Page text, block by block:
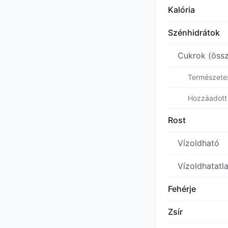
Kalória
Szénhidrátok
Cukrok
Hozzáadott
Rost
Vízoldható
Fehérje
Zsír